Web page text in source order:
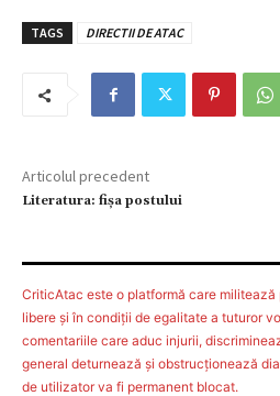
TAGS DIRECTII DE ATAC
Articolul precedent
Literatura: fișa postului
CriticAtac este o platformă care
libere şi în condiţii de egalitate a tuturor
comentariile care aduc injurii,
general deturnează şi obstrucţionează
de utilizator va fi permanent blocat.